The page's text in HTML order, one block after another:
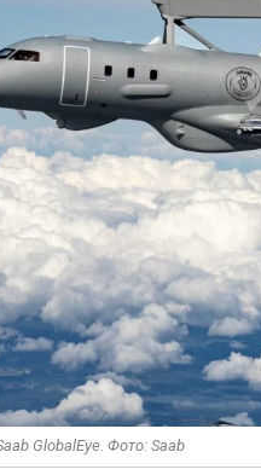
GlobalEye. Фото: Saab